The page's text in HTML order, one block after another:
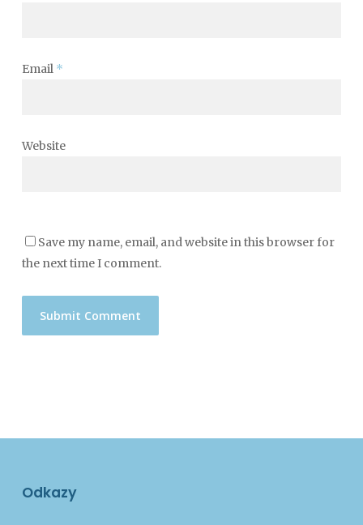
Email *
Website
Save my name, email, and website in this browser for
the next time I comment.
Odkazy